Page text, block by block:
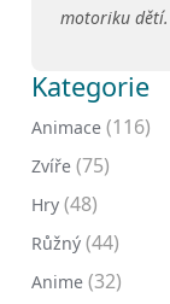
motoriku dětí.
Kategorie
Animace (116)
Zvíře (75)
Hry (48)
Růžný (44)
Anime (32)